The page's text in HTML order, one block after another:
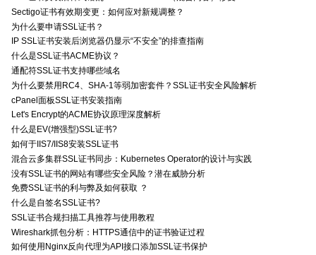
Sectigo证书有效期变更：如何应对新规调整？
为什么要申请SSL证书？
IP SSL证书安装后浏览器仍显示“不安全”的排查指南
什么是SSL证书ACME协议？
通配符SSL证书支持哪些域名
为什么要禁用RC4、SHA-1等弱加密套件？SSL证书安全风险解析
cPanel面板SSL证书安装指南
Let's Encrypt的ACME协议原理深度解析
什么是EV(增强型)SSL证书?
如何于IIS7/IIS8安装SSL证书
混合云多集群SSL证书同步：Kubernetes Operator的设计与实践
没有SSL证书的网站有哪些安全风险？潜在威胁分析
免费SSL证书的利与弊及如何获取 ？
什么是自签名SSL证书?
SSL证书合规扫描工具推荐与使用教程
Wireshark抓包分析：HTTPS通信中的证书验证过程
如何使用Nginx反向代理为API接口添加SSL证书保护